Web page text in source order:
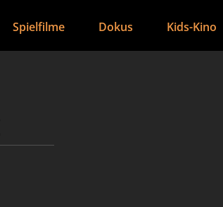
Spielfilme Dokus Kids-Kino